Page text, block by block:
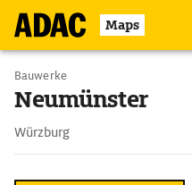
Maps
Bauwerke
Neumünster
Würzburg